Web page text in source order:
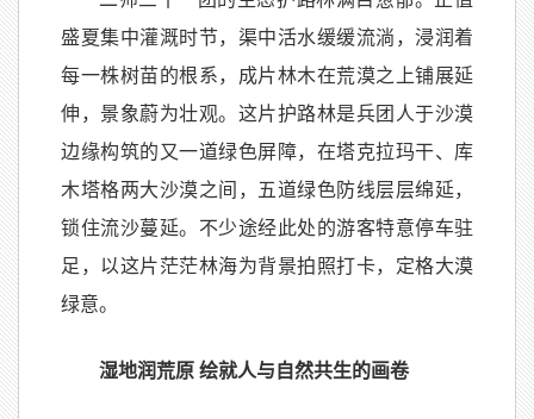
盛夏集中灌溉时节，渠中活水缓缓流淌，浸润着
每一株树苗的根系，成片林木在荒漠之上铺展延
伸，景象蔚为壮观。这片护路林是兵团人于沙漠
边缘构筑的又一道绿色屏障，在塔克拉玛干、库
木塔格两大沙漠之间，五道绿色防线层层绵延，
锁住流沙蔓延。不少途经此处的游客特意停车驻
足，以这片茫茫林海为背景拍照打卡，定格大漠
绿意。
湿地润荒原 绘就人与自然共生的画卷